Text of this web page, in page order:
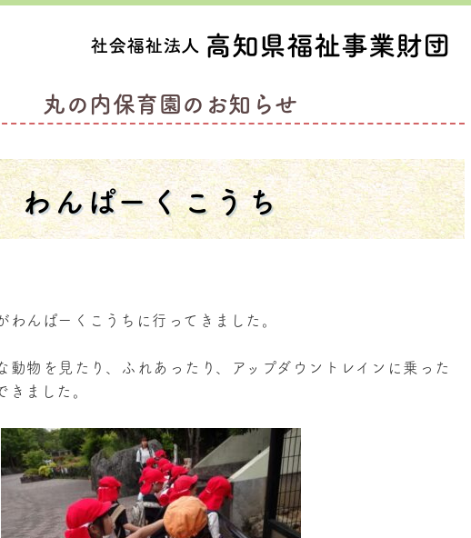
丸の内保育園のお知らせ
わんぱーくこうち
わんぱーくこうちに行ってきました。
動物を見たり、ふれあったり、アップダウントレインに乗った
きました。